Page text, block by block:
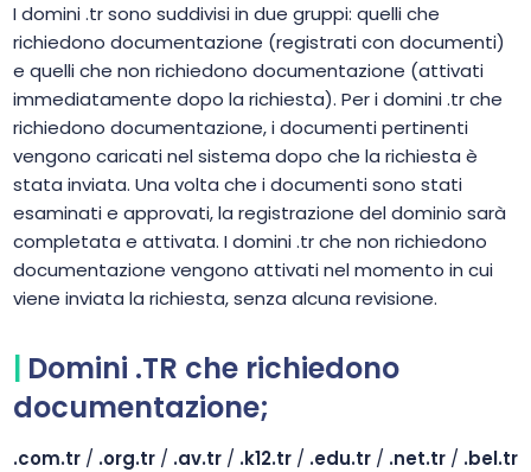
I domini .tr sono suddivisi in due gruppi: quelli che
richiedono documentazione (registrati con documenti)
e quelli che non richiedono documentazione (attivati
immediatamente dopo la richiesta). Per i domini .tr che
richiedono documentazione, i documenti pertinenti
vengono caricati nel sistema dopo che la richiesta è
stata inviata. Una volta che i documenti sono stati
esaminati e approvati, la registrazione del dominio sarà
completata e attivata. I domini .tr che non richiedono
documentazione vengono attivati nel momento in cui
viene inviata la richiesta, senza alcuna revisione.
Domini .TR che richiedono
documentazione;
.com.tr/ .org.tr/ .av.tr/ .k12.tr/ .edu.tr/ .net.tr/ .bel.tr